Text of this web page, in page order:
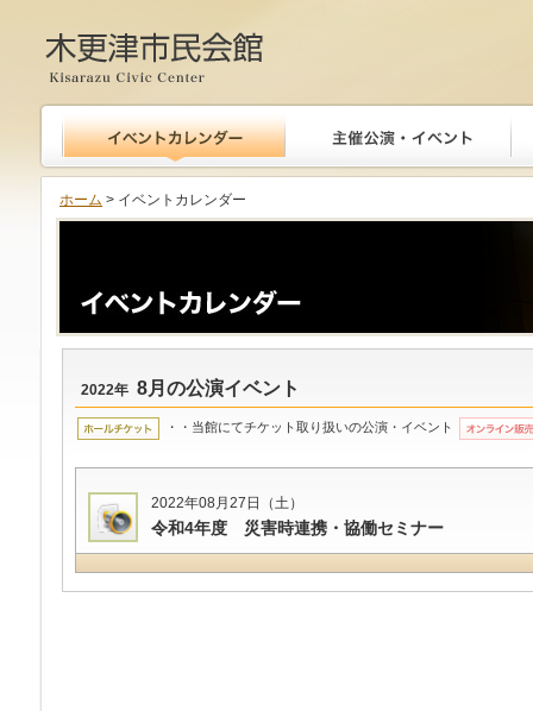
木更津市民会館
ホーム > イベントカレンダー
2022年 8月の公演イベント
・・当館にてチケット取り扱いの公演・イベント
2022年08月27日（土）
令和4年度 災害時連携・協働セミナー